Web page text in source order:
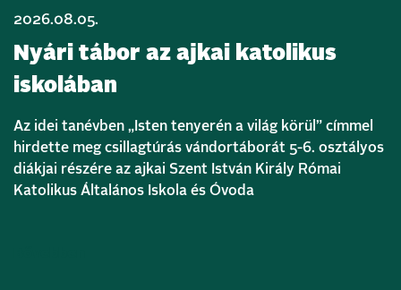
2026.08.05.
Nyári tábor az ajkai katolikus
iskolában
Az idei tanévben „Isten tenyerén a világ körül” címmel
hirdette meg csillagtúrás vándortáborát 5-6. osztályos
diákjai részére az ajkai Szent István Király Római
Katolikus Általános Iskola és Óvoda